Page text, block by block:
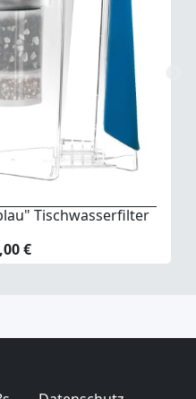
Tischwasserfilter
€